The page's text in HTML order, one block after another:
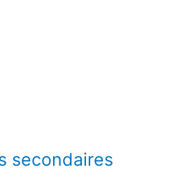
secondaires